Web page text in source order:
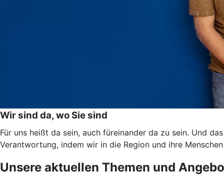
Wir sind da, wo Sie sind
Für uns heißt da sein, auch füreinander da zu sein. Und
Verantwortung, indem wir in die Region und ihre
Unsere aktuellen Themen und